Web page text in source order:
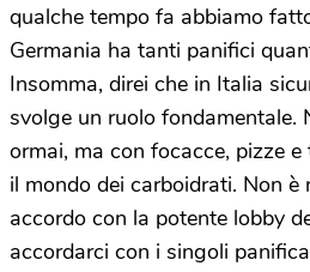
qualche tempo fa abbiamo
Germania ha tanti panifici
Insomma, direi che in Italia
svolge un ruolo fondamentale.
ormai, ma con focacce, pizze
il mondo dei carboidrati. Non è
accordo con la potente lobby
accordarci con i singoli